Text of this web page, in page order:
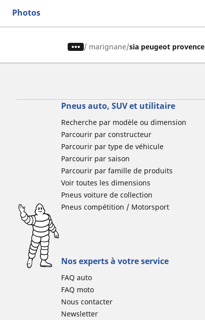
Photos
/ marignane sia peugeot provence
Pneus auto, SUV et utilitaire
Recherche par modèle ou dimension
Parcourir par constructeur
Parcourir par type de véhicule
Parcourir par saison
Parcourir par famille de produits
Voir toutes les dimensions
Pneus voiture de collection
Pneus compétition / Motorsport
Nos experts à votre service
FAQ auto
FAQ moto
Nous contacter
Newsletter